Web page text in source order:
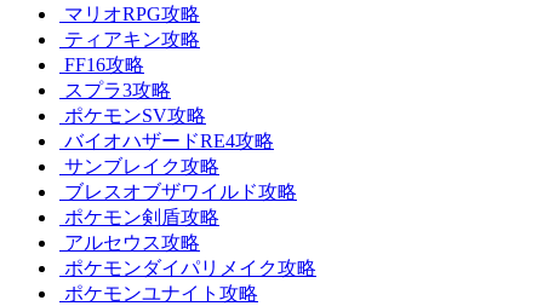
マリオRPG攻略
ティアキン攻略
FF16攻略
スプラ3攻略
ポケモンSV攻略
バイオハザードRE4攻略
サンブレイク攻略
ブレスオブザワイルド攻略
ポケモン剣盾攻略
アルセウス攻略
ポケモンダイパリメイク攻略
ポケモンユナイト攻略